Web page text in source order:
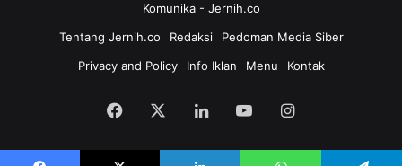
Komunika - Jernih.co
Tentang Jernih.co
Redaksi
Pedoman Media Siber
Privacy and Policy
Info Iklan Menu Kontak
Facebook LinkedInYouTubeInstagram